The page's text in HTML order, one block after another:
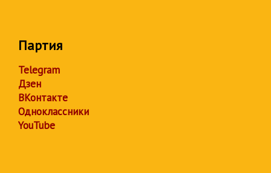
Партия
Telegram
Дзен
ВКонтакте
Одноклассники
YouTube